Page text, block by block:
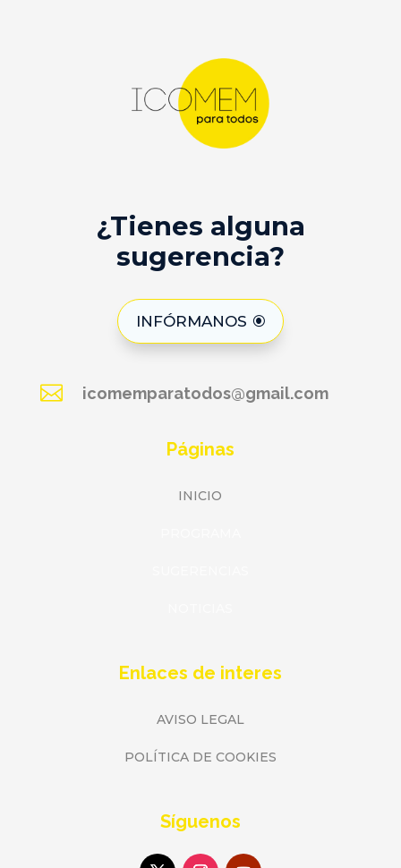
¿Tienes alguna
sugerencia?
INFÓRMANOS
 icomemparatodos@gmail.com
Páginas
INICIO
Enlaces de interes
AVISO LEGAL
POLÍTICA DE COOKIES
Síguenos